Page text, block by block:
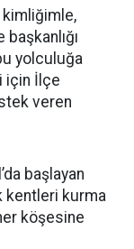
kimliğimle,
yolculuğa
için İlçe
veren
başlayan
kentleri kurma
köşesine